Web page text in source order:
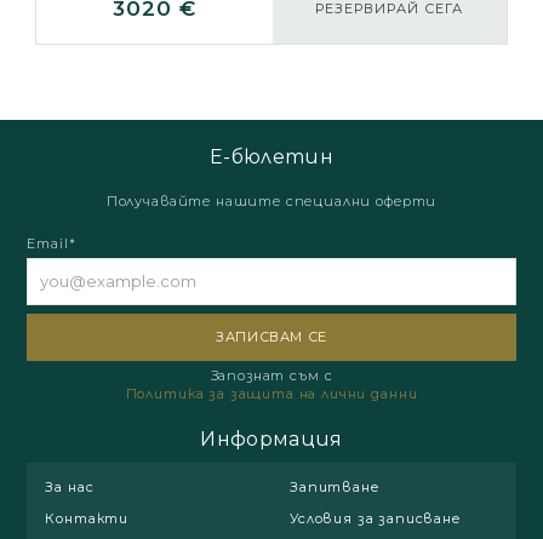
3020 € РЕЗЕРВИРАЙ СЕГА
Е-бюлетин
Получавайте нашите специални оферти
Email*
Запознат съм с
Политика за защита на лични данни
Информация
За нас
Запитване
Контакти
Условия за записване